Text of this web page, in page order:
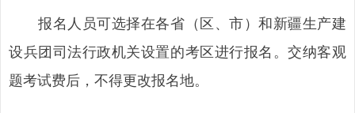
报名人员可选择在各省（区、市）和新疆生产建
设兵团司法行政机关设置的考区进行报名。交纳客观
题考试费后，不得更改报名地。